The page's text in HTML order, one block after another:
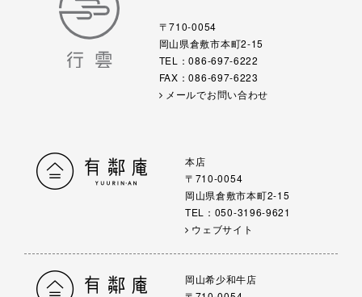
〒710-0054
岡山県倉敷市本町2-15
TEL：086-697-6222
FAX：086-697-6223
メールでお問い合わせ
本店
〒710-0054
岡山県倉敷市本町2-15
TEL：050-3196-9621
ウェブサイト
岡山希少和牛店